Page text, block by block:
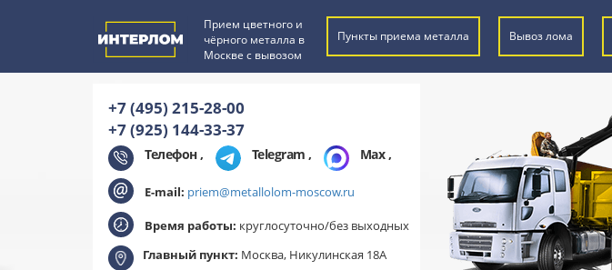
Прием цветного и
чёрного металла в
Москве с вывозом
Пункты приема металла Вывоз лома
+7 (495) 215-28-00
+7 (925) 144-33-37
Телефон , Telegram , Max,
E-mail: priem@metallolom-moscow.ru
Время работы: круглосуточно/без выходных
Главный пункт: Москва, Никулинская 18А